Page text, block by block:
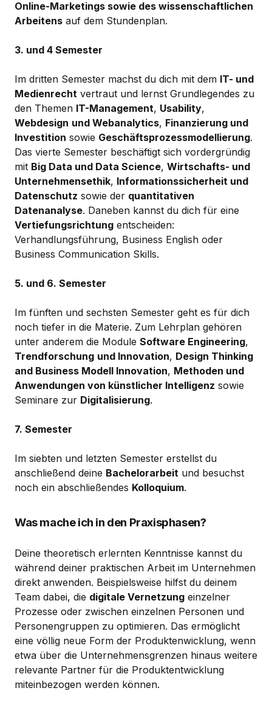
Online-Marketings sowie des wissenschaftlichen
Arbeitens auf dem Stundenplan.
3. und 4 Semester
Im dritten Semester machst du dich mit dem IT- und
Medienrecht vertraut und lernst Grundlegendes zu
den Themen IT-Management, Usability,
Webdesign und Webanalytics, Finanzierung und
Investition sowie Geschäftsprozessmodellierung.
Das vierte Semester beschäftigt sich vordergründig
mit Big Data und Data Science, Wirtschafts- und
Unternehmensethik, Informationssicherheit und
Datenschutz sowie der quantitativen
Datenanalyse. Daneben kannst du dich für eine
Vertiefungsrichtung entscheiden:
Verhandlungsführung, Business English oder
Business Communication Skills.
5. und 6. Semester
Im fünften und sechsten Semester geht es für dich
noch tiefer in die Materie. Zum Lehrplan gehören
unter anderem die Module Software Engineering,
Trendforschung und Innovation, Design Thinking
and Business Modell Innovation, Methoden und
Anwendungen von künstlicher Intelligenz sowie
Seminare zur Digitalisierung.
7. Semester
Im siebten und letzten Semester erstellst du
anschließend deine Bachelorarbeit und besuchst
noch ein abschließendes Kolloquium.
Was mache ich in den Praxisphasen?
Deine theoretisch erlernten Kenntnisse kannst du
während deiner praktischen Arbeit im Unternehmen
direkt anwenden. Beispielsweise hilfst du deinem
Team dabei, die digitale Vernetzung einzelner
Prozesse oder zwischen einzelnen Personen und
Personengruppen zu optimieren. Das ermöglicht
eine völlig neue Form der Produktenwicklung, wenn
etwa über die Unternehmensgrenzen hinaus weitere
relevante Partner für die Produktentwicklung
miteinbezogen werden können.